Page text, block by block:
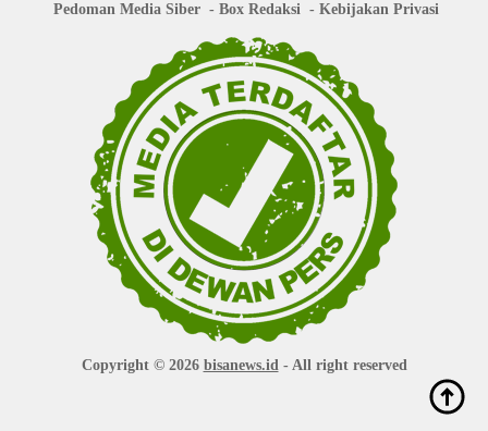
Pedoman Media Siber
Box Redaksi Kebijakan Privasi
Copyright © 2026 bisanews.id- All right reserved